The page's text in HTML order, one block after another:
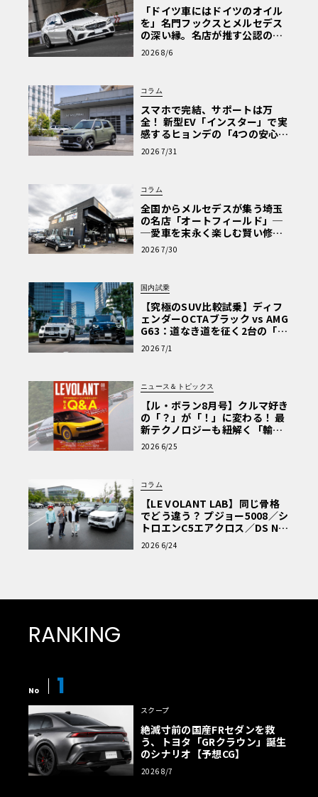
「ドイツ車にはドイツのオイル
を」名門フックスとメルセデス
の深い縁。名店が推す公認の安
心と、Cクラスで味わうシルキー
な走り〈PR〉
2026 8/6
コラム
スマホで完結、サポートは万
全！ 新型EV「インスター」で実
感するヒョンデの「4つの安心」
【第1回・ヒョンデ6つの疑問：
Why? Hyundai?】〈PR〉
2026 7/31
コラム
全国からメルセデスが集う埼玉
の名店「オートフィールド」─
─愛車を末永く楽しむ賢い修理
術と、プロがフックス製オイル
を選ぶ理由〈PR〉
2026 7/30
国内試乗
【究極のSUV比較試乗】ディフ
ェンダーOCTAブラック vs AMG
G63：道なき道を征く2台の「対
極的アプローチ」
2026 7/1
ニュース＆トピックス
【ル・ボラン8月号】クルマ好き
の「？」が「！」に変わる！ 最
新テクノロジーも紐解く「輸入
車Q&A」
2026 6/25
コラム
【LE VOLANT LAB】同じ骨格
でどう違う？ プジョー5008／シ
トロエンC5エアクロス／DS Nº4
読者一気乗りレポート
2026 6/24
RANKING
No 1
スクープ
絶滅寸前の国産FRセダンを救
う、トヨタ「GRクラウン」誕生
のシナリオ【予想CG】
2026 8/7